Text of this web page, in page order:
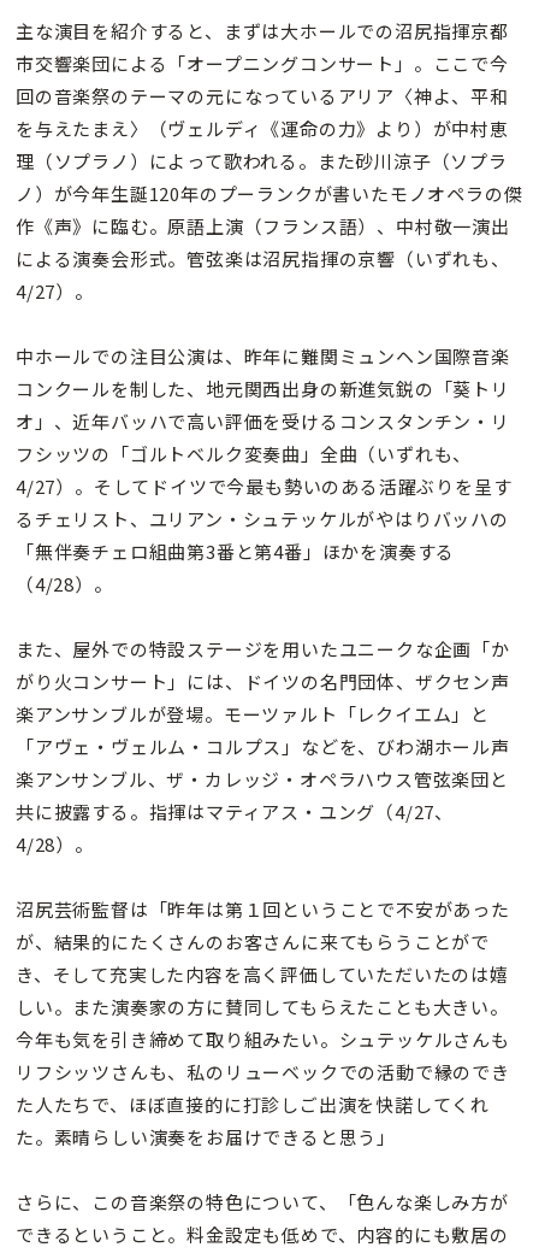
主な演目を紹介すると、まずは大ホールでの沼尻指揮京都
市交響楽団による「オープニングコンサート」。ここで今
回の音楽祭のテーマの元になっているアリア〈神よ、平和
を与えたまえ〉（ヴェルディ《運命の力》より）が中村恵
理（ソプラノ）によって歌われる。また砂川涼子（ソプラ
ノ）が今年生誕120年のプーランクが書いたモノオペラの傑
作《声》に臨む。原語上演（フランス語）、中村敬一演出
による演奏会形式。管弦楽は沼尻指揮の京響（いずれも、
4/27）。
中ホールでの注目公演は、昨年に難関ミュンヘン国際音楽
コンクールを制した、地元関西出身の新進気鋭の「葵トリ
オ」、近年バッハで高い評価を受けるコンスタンチン・リ
フシッツの「ゴルトベルク変奏曲」全曲（いずれも、
4/27）。そしてドイツで今最も勢いのある活躍ぶりを呈す
るチェリスト、ユリアン・シュテッケルがやはりバッハの
「無伴奏チェロ組曲第3番と第4番」ほかを演奏する
（4/28）。
また、屋外での特設ステージを用いたユニークな企画「か
がり火コンサート」には、ドイツの名門団体、ザクセン声
楽アンサンブルが登場。モーツァルト「レクイエム」と
「アヴェ・ヴェルム・コルプス」などを、びわ湖ホール声
楽アンサンブル、ザ・カレッジ・オペラハウス管弦楽団と
共に披露する。指揮はマティアス・ユング（4/27、
4/28）。
沼尻芸術監督は「昨年は第１回ということで不安があった
が、結果的にたくさんのお客さんに来てもらうことがで
き、そして充実した内容を高く評価していただいたのは嬉
しい。また演奏家の方に賛同してもらえたことも大きい。
今年も気を引き締めて取り組みたい。シュテッケルさんも
リフシッツさんも、私のリューベックでの活動で縁のでき
た人たちで、ほぼ直接的に打診しご出演を快諾してくれ
た。素晴らしい演奏をお届けできると思う」
さらに、この音楽祭の特色について、「色んな楽しみ方が
できるということ。料金設定も低めで、内容的にも敷居の